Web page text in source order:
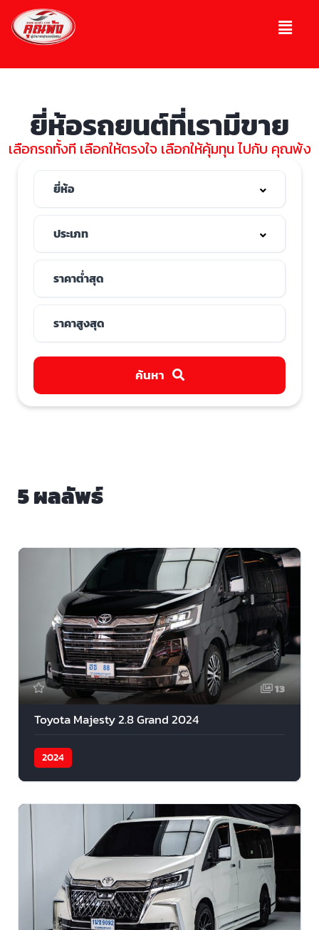
ยี่ห้อรถยนต์ที่เรามีขาย
เลือกรถทั้งที เลือกให้ตรงใจ เลือกให้คุ้มทุน ไปกับ คุณพ้ง
ค้นหา
5 ผลลัพธ์
13
Toyota Majesty 2.8 Grand 2024
2024